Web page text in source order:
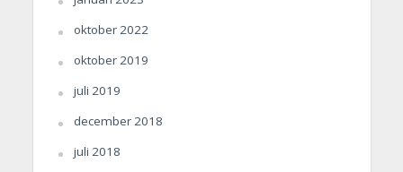
oktober 2022
oktober 2019
juli 2019
december 2018
juli 2018